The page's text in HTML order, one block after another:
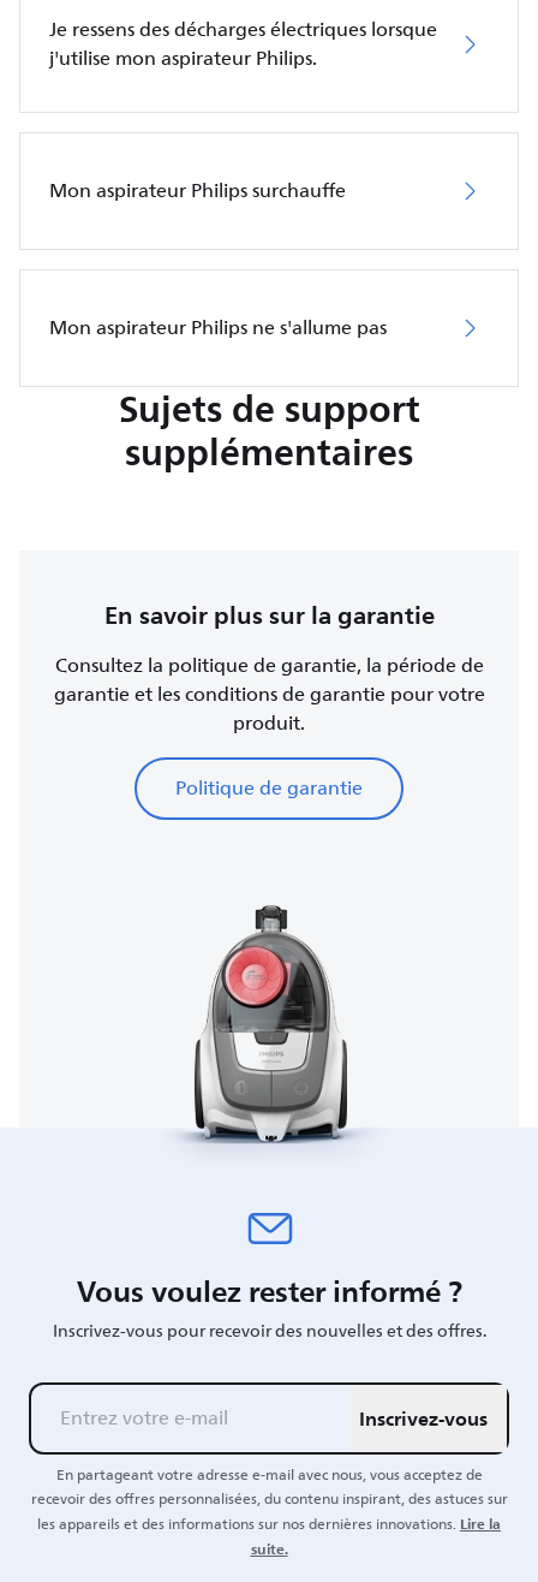
Je ressens des décharges électriques lorsque
j'utilise mon aspirateur Philips.
Mon aspirateur Philips surchauffe
Mon aspirateur Philips ne s'allume pas
Sujets de support
supplémentaires
En savoir plus sur la garantie
Consultez la politique de garantie, la période de
garantie et les conditions de garantie pour votre
produit.
Politique de garantie
Vous voulez rester informé ?
Inscrivez-vous pour recevoir des nouvelles et des offres.
Inscrivez-vous
En partageant votre adresse e-mail avec nous, vous acceptez de
recevoir des offres personnalisées, du contenu inspirant, des astuces sur
les appareils et des informations sur nos dernières innovations.Lire la
suite.